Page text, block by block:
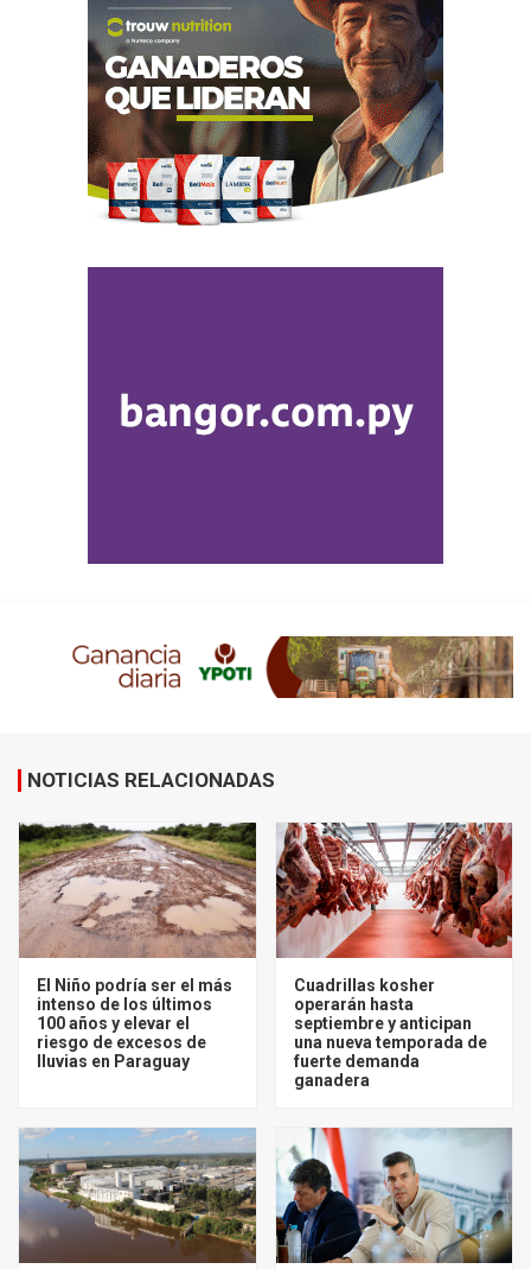
NOTICIAS RELACIONADAS
El Niño podría ser el más
intenso de los últimos
100 años y elevar el
riesgo de excesos de
lluvias en Paraguay
Cuadrillas kosher
operarán hasta
septiembre y anticipan
una nueva temporada de
fuerte demanda
ganadera